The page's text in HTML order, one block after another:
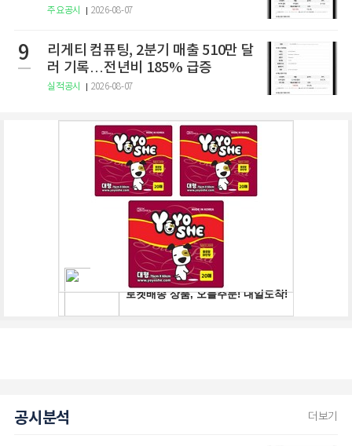
주요공시 2026-08-07
9
리게티 컴퓨팅, 2분기 매출 510만 달
러 기록…전년비 185% 급증
실적공시 2026-08-07
공시분석 더보기